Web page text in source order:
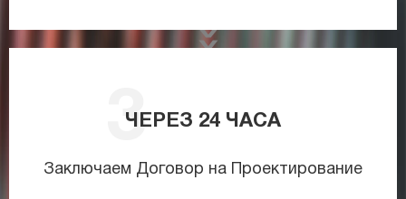
ЧЕРЕЗ 24 ЧАСА
Заключаем Договор на Проектирование